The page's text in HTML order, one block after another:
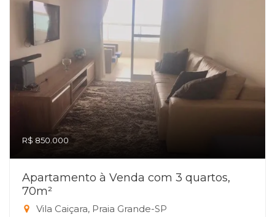
R$ 850.000
Apartamento à Venda com 3 quartos,
70m²
Vila Caiçara, Praia Grande-SP